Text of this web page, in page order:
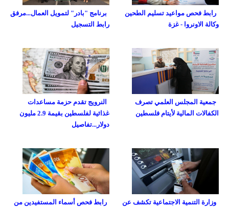
برنامج "بادر" لتمويل العمال...مرفق
رابط التسجيل
رابط فحص مواعيد تسليم الطحين
وكالة الاونروا - غزة
النرويج تقدم حزمة مساعدات
غذائية لفلسطين بقيمة 2.9 مليون
دولار...تفاصيل
جمعية المجلس العلمي تصرف
الكفالات المالية لأيتام فلسطين
رابط فحص أسماء المستفيدين من
وزارة التنمية الاجتماعية تكشف عن